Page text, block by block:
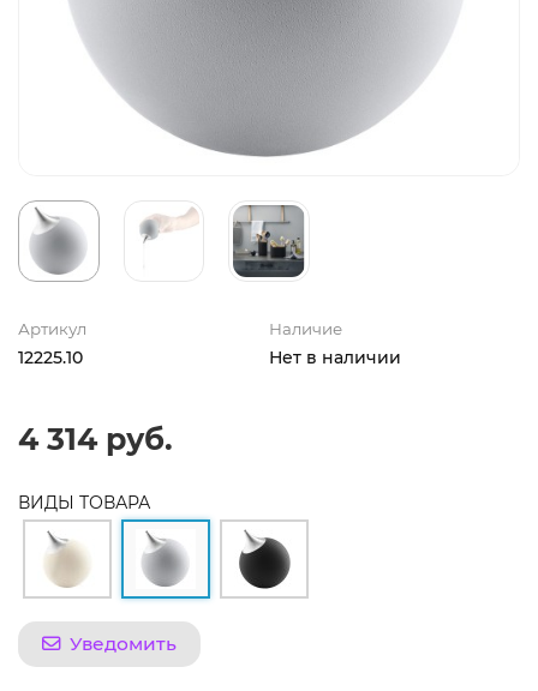
Артикул
12225.10
Наличие
Нет в наличии
4 314 руб.
ВИДЫ ТОВАРА
Уведомить